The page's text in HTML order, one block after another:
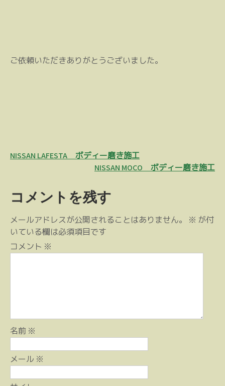
ご依頼いただきありがとうございました。
投
ビ
ゲ
ー
シ
NISSAN LAFESTA ボディー磨き施工
NISSAN MOCO ボディー磨き施工
コメントを残す
メールアドレスが公開されることはありません。 ※ が付
いている欄は必須項目です
コメント ※
名前 ※
メール ※